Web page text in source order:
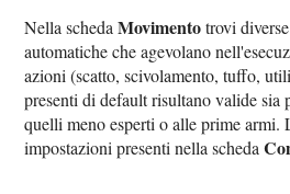
Nella schedaMovimentotrovi
automatiche che agevolano
azioni (scatto, scivolamento, tuffo,
presenti di default risultano valide sia
quelli meno esperti o alle prime armi.
impostazioni presenti nella scheda